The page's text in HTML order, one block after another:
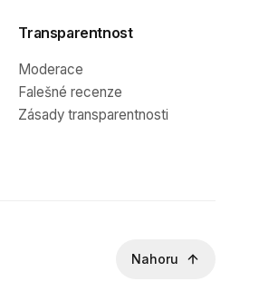
Transparentnost
Moderace
Falešné recenze
Zásady transparentnosti
Nahoru